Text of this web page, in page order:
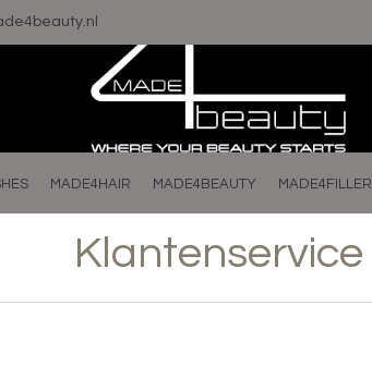
MADE4HAIR MADE4BEAUTY MADE4FILLER
Klantenservice